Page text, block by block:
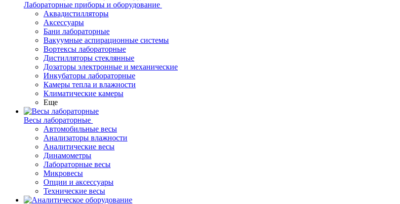
Лабораторные приборы и оборудование
Аквадистилляторы
Аксессуары
Бани лабораторные
Вакуумные аспирационные системы
Вортексы лабораторные
Дистилляторы стеклянные
Дозаторы электронные и механические
Инкубаторы лабораторные
Камеры тепла и влажности
Климатические камеры
Еще
Весы лабораторные
Автомобильные весы
Анализаторы влажности
Аналитические весы
Динамометры
Лабораторные весы
Микровесы
Опции и аксессуары
Технические весы